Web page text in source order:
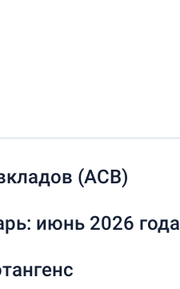
(АСВ)
июнь 2026 года